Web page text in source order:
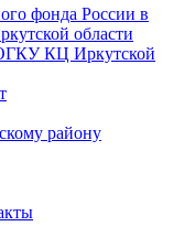
фонда России в
области
КЦ Иркутской
району